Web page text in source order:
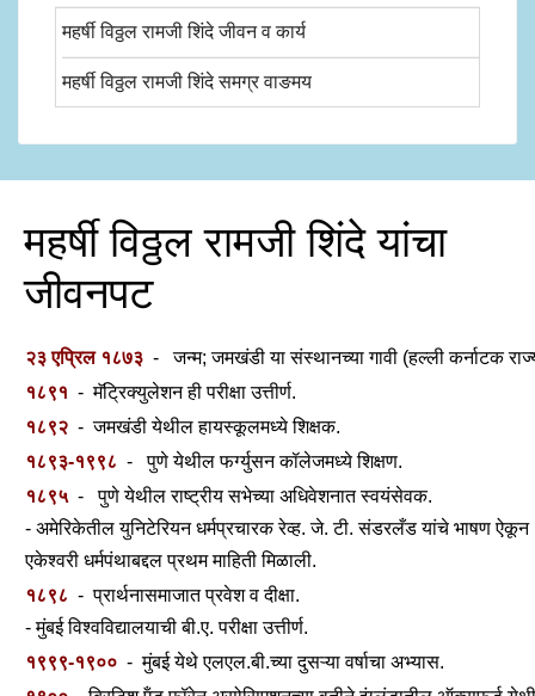
महर्षी विठ्ठल रामजी शिंदे जीवन व कार्य
महर्षी विठ्ठल रामजी शिंदे समग्र वाङमय
महर्षी विठ्ठल रामजी शिंदे यांचा
जीवनपट
२३ एप्रिल १८७३ - जन्म; जमखंडी या संस्थानच्या गावी (हल्ली कर्नाटक
१८९१ - मॅट्रिक्युलेशन ही परीक्षा उत्तीर्ण.
१८९२ - जमखंडी येथील हायस्कूलमध्ये शिक्षक.
१८९३-१९९८ - पुणे येथील फर्ग्युसन कॉलेजमध्ये शिक्षण.
१८९५ - पुणे येथील राष्ट्रीय सभेच्या अधिवेशनात स्वयंसेवक.
- अमेरिकेतील युनिटेरियन धर्मप्रचारक रेव्ह. जे. टी. संडरलँड यांचे भाषण ऐकून
एकेश्वरी धर्मपंथाबद्दल प्रथम माहिती मिळाली.
१८९८ - प्रार्थनासमाजात प्रवेश व दीक्षा.
- मुंबई विश्वविद्यालयाची बी.ए. परीक्षा उत्तीर्ण.
१९९९-१९०० - मुंबई येथे एलएल.बी.च्या दुसऱ्या वर्षाचा अभ्यास.